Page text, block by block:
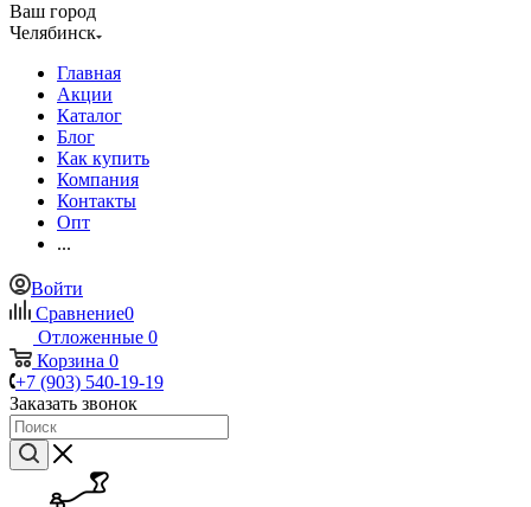
Ваш город
Челябинск
Главная
Акции
Каталог
Блог
Как купить
Компания
Контакты
Опт
...
Войти
Сравнение0
Отложенные 0
Корзина 0
+7 (903) 540-19-19
Заказать звонок